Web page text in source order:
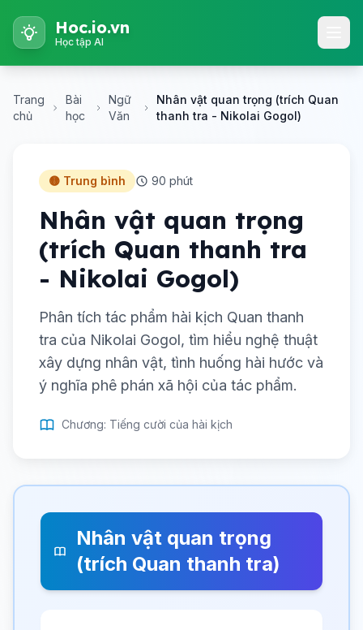
Hoc.io.vn
Học tập AI
Trang
chủ
Bài
học
Ngữ
Văn
Nhân vật quan trọng (trích Quan
thanh tra - Nikolai Gogol)
🟡 Trung bình 90 phút
Nhân vật quan trọng
(trích Quan thanh tra
- Nikolai Gogol)
Phân tích tác phẩm hài kịch Quan thanh
tra của Nikolai Gogol, tìm hiểu nghệ thuật
xây dựng nhân vật, tình huống hài hước và
ý nghĩa phê phán xã hội của tác phẩm.
Chương: Tiếng cười của hài kịch
Nhân vật quan trọng
(trích Quan thanh tra)